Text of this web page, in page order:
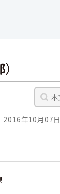
2016年10月07日